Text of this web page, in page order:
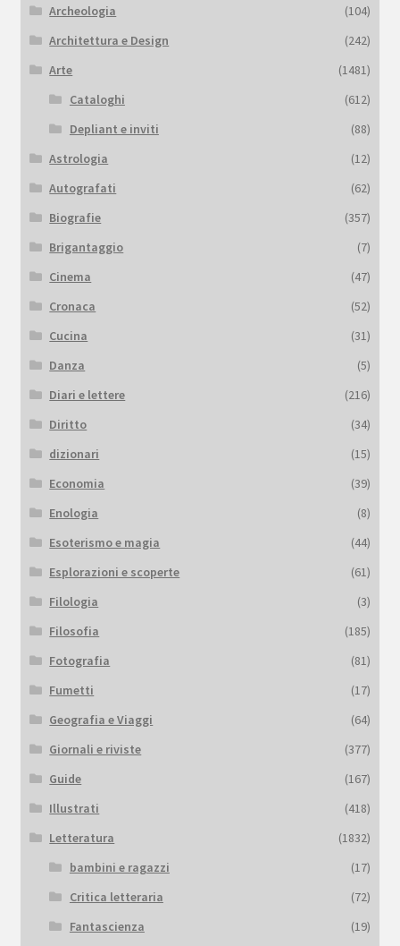
Archeologia
(104)
Architettura e Design
(242)
Arte
(1481)
Cataloghi
(612)
Depliant e inviti
(88)
Astrologia
(12)
Autografati
(62)
Biografie
(357)
Brigantaggio
(7)
Cinema
(47)
Cronaca
(52)
Cucina
(31)
Danza
(5)
Diari e lettere
(216)
Diritto
(34)
dizionari
(15)
Economia
(39)
Enologia
(8)
Esoterismo e magia
(44)
Esplorazioni e scoperte
(61)
Filologia
(3)
Filosofia
(185)
Fotografia
(81)
Fumetti
(17)
Geografia e Viaggi
(64)
Giornali e riviste
(377)
Guide
(167)
Illustrati
(418)
Letteratura
(1832)
bambini e ragazzi
(17)
Critica letteraria
(72)
Fantascienza
(19)